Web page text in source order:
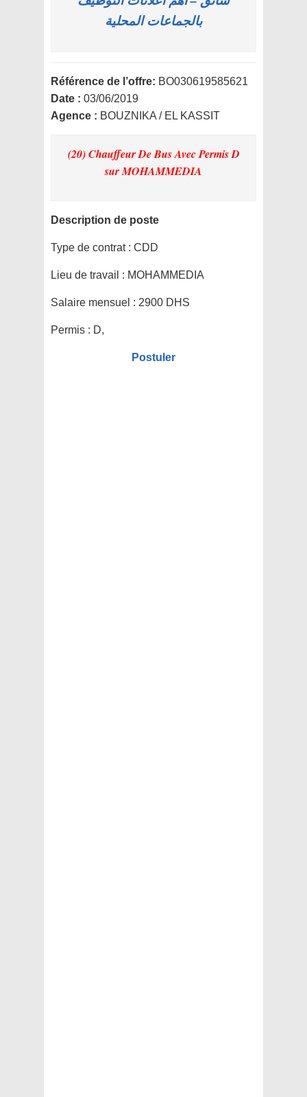
بالجماعات المحلية
Référence de l’offre: BO030619585621
Date : 03/06/2019
Agence : BOUZNIKA / EL KASSIT
(20) Chauffeur De Bus Avec Permis D
sur MOHAMMEDIA
Description de poste
Type de contrat : CDD
Lieu de travail : MOHAMMEDIA
Salaire mensuel : 2900 DHS
Permis : D,
Postuler